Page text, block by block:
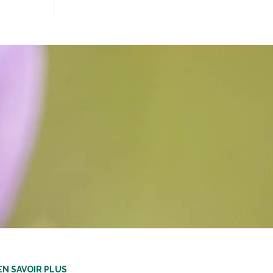
SAVOIR PLUS